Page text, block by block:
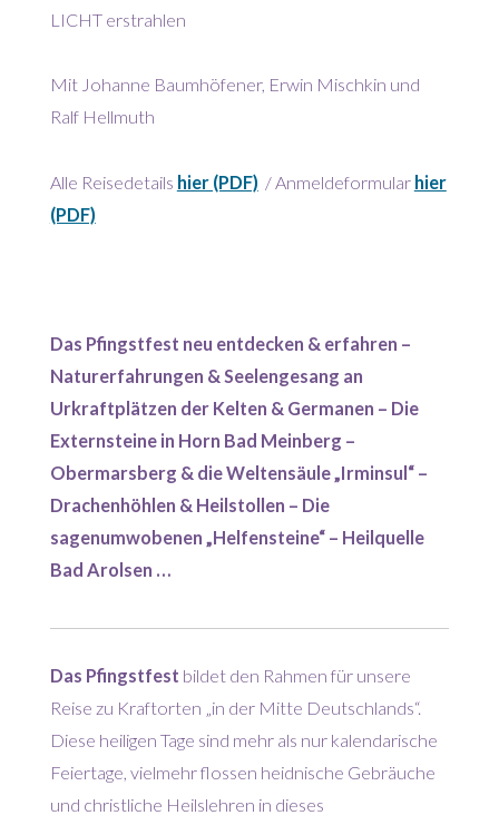
LICHT erstrahlen
Mit Johanne Baumhöfener, Erwin Mischkin und
Ralf Hellmuth
Alle Reisedetails hier (PDF) / Anmeldeformular hier
(PDF)
Das Pfingstfest neu entdecken & erfahren –
Naturerfahrungen & Seelengesang an
Urkraftplätzen der Kelten & Germanen – Die
Externsteine in Horn Bad Meinberg –
Obermarsberg & die Weltensäule „Irminsul“ –
Drachenhöhlen & Heilstollen – Die
sagenumwobenen „Helfensteine“ – Heilquelle
Bad Arolsen …
Das Pfingstfest bildet den Rahmen für unsere
Reise zu Kraftorten „in der Mitte Deutschlands“.
Diese heiligen Tage sind mehr als nur kalendarische
Feiertage, vielmehr flossen heidnische Gebräuche
und christliche Heilslehren in dieses